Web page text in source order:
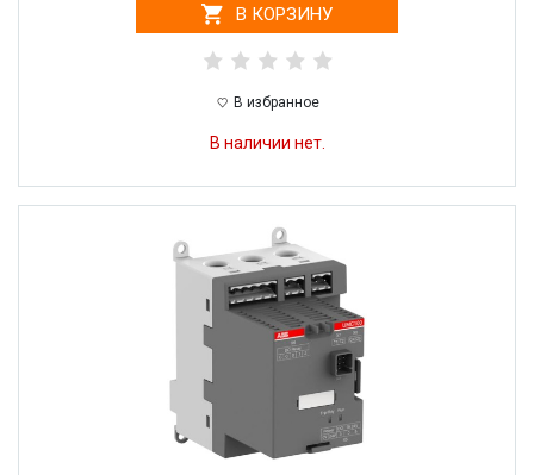
В КОРЗИНУ
В избранное
В наличии нет.